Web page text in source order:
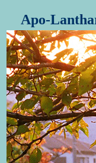
Apo-